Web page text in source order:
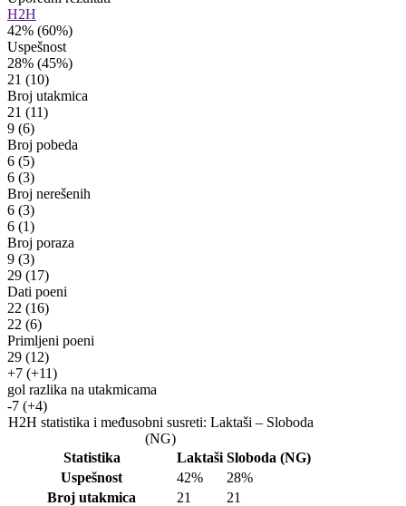
H2H
42% (60%)
Uspešnost
28% (45%)
21 (10)
Broj utakmica
21 (11)
9 (6)
Broj pobeda
6 (5)
6 (3)
Broj nerešenih
6 (3)
6 (1)
Broj poraza
9 (3)
29 (17)
Dati poeni
22 (16)
22 (6)
Primljeni poeni
29 (12)
+7 (+11)
gol razlika na utakmicama
-7 (+4)
H2H statistika i međusobni susreti: Laktaši – Sloboda
(NG)
Statistika
Laktaši Sloboda (NG)
Uspešnost
42%
28%
Broj utakmica
21
21